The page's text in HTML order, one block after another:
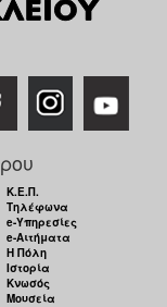
Κ.Ε.Π.
Τηλέφωνα
e-Υπηρεσίες
e-Αιτήματα
Η Πόλη
Ιστορία
Κνωσός
Μουσεία